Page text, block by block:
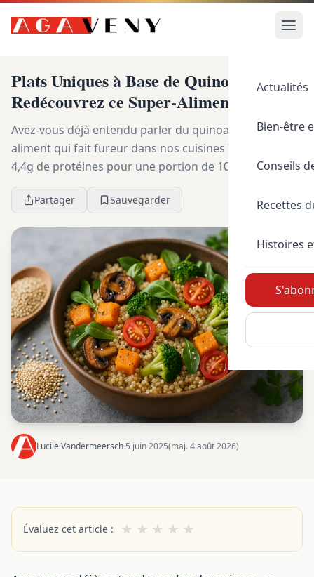
Actualités
Bien-être
Conseils
Recettes
Histoires
Plats Uniques à Base de Quinoa :
Redécouvrez ce Super-Aliment
Avez-vous déjà entendu parler du quinoa, ce super-
aliment qui fait fureur dans nos cuisines ? Avec ses
4,4g de protéines pour une portion de 100g, il est
l’ingrédient parfait pour une alimentation sai...
Partager Sauvegarder
Lucile Vandermeersch·5 juin 2025(maj. 4 août 2026)
Évaluez cet article : ★ ★ ★ ★ ★